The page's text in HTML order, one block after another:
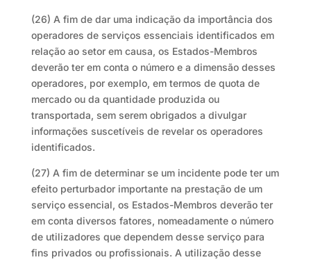
(26) A fim de dar uma indicação da importância dos
operadores de serviços essenciais identificados em
relação ao setor em causa, os Estados-Membros
deverão ter em conta o número e a dimensão desses
operadores, por exemplo, em termos de quota de
mercado ou da quantidade produzida ou
transportada, sem serem obrigados a divulgar
informações suscetíveis de revelar os operadores
identificados.
(27) A fim de determinar se um incidente pode ter um
efeito perturbador importante na prestação de um
serviço essencial, os Estados-Membros deverão ter
em conta diversos fatores, nomeadamente o número
de utilizadores que dependem desse serviço para
fins privados ou profissionais. A utilização desse